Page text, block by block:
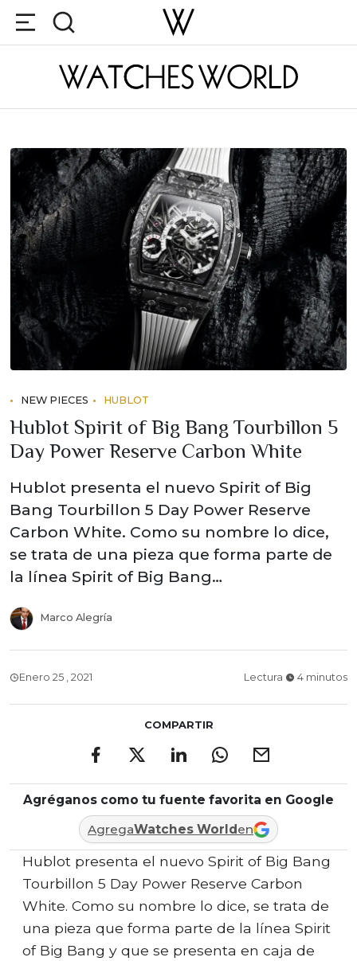
NEW PIECES HUBLOT
Hublot Spirit of Big Bang Tourbillon 5
Day Power Reserve Carbon White
Hublot presenta el nuevo Spirit of Big
Bang Tourbillon 5 Day Power Reserve
Carbon White. Como su nombre lo dice,
se trata de una pieza que forma parte de
la línea Spirit of Big Bang…
Marco Alegría
Enero 25 , 2021 Lectura 4 minutos
COMPARTIR
Agréganos como tu fuente favorita en Google
AgregaWatches World en
Hublot presenta el nuevo Spirit of Big Bang
Tourbillon 5 Day Power Reserve Carbon
White. Como su nombre lo dice, se trata de
una pieza que forma parte de la línea Spirit
of Big Bang y que se presenta en caja de